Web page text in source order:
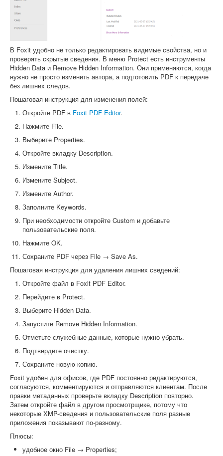
В Foxit удобно не только редактировать видимые свойства, но и
проверять скрытые сведения. В меню Protect есть инструменты
Hidden Data и Remove Hidden Information. Они применяются, когда
нужно не просто изменить автора, а подготовить PDF к передаче
без лишних следов.
Пошаговая инструкция для изменения полей:
Откройте PDF в Foxit PDF Editor.
Нажмите File.
Выберите Properties.
Откройте вкладку Description.
Измените Title.
Измените Subject.
Измените Author.
Заполните Keywords.
При необходимости откройте Custom и добавьте
пользовательские поля.
Нажмите OK.
Сохраните PDF через File → Save As.
Пошаговая инструкция для удаления лишних сведений:
Откройте файл в Foxit PDF Editor.
Перейдите в Protect.
Выберите Hidden Data.
Запустите Remove Hidden Information.
Отметьте служебные данные, которые нужно убрать.
Подтвердите очистку.
Сохраните новую копию.
Foxit удобен для офисов, где PDF постоянно редактируются,
согласуются, комментируются и отправляются клиентам. После
правки метаданных проверьте вкладку Description повторно.
Затем откройте файл в другом просмотрщике, потому что
некоторые XMP-сведения и пользовательские поля разные
приложения показывают по-разному.
Плюсы:
удобное окно File → Properties;